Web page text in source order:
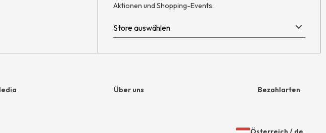
Aktionen und Shopping-Events.
Über uns Bezahlarten